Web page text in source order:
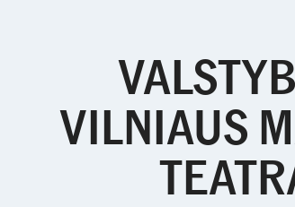
VILNIAUS